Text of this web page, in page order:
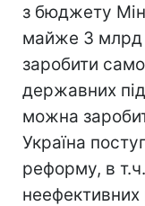
з бюджету
майже 3 млрд
заробити
державних
можна
Україна
реформу, в
неефективних